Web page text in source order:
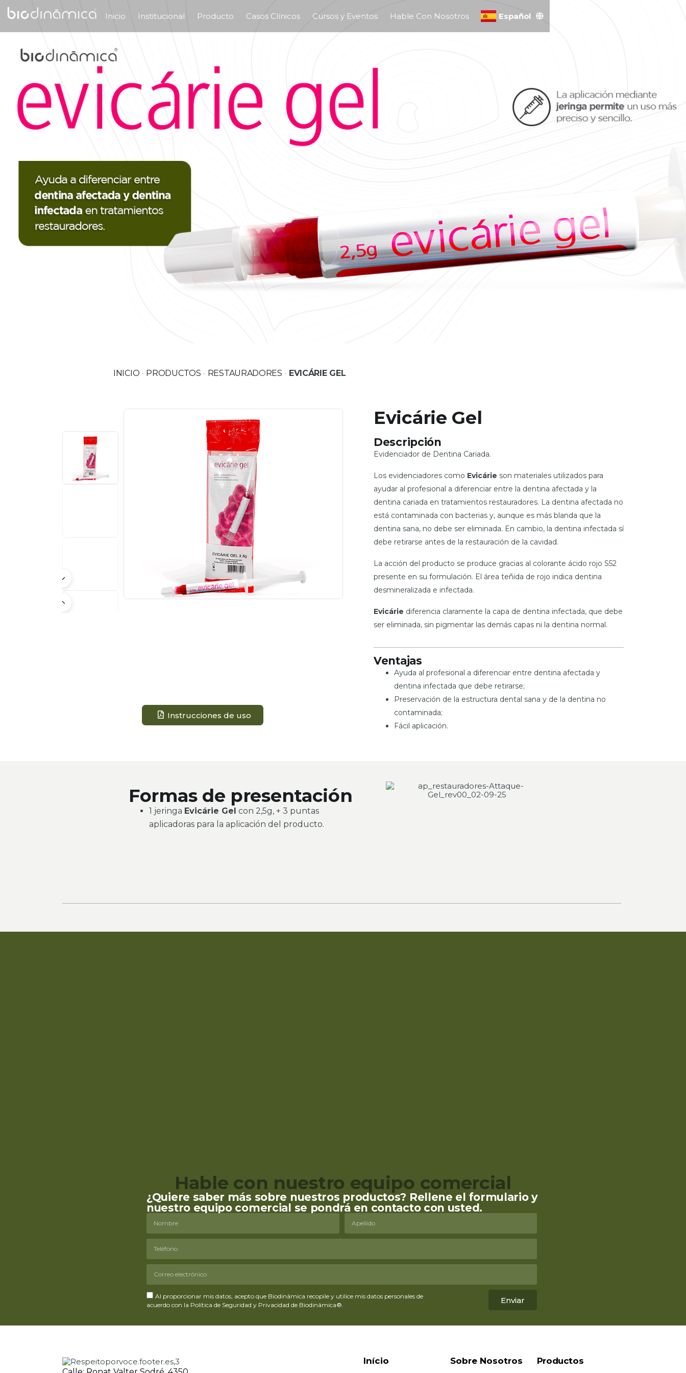
Inicio Institucional Producto Casos Clínicos Cursos y Eventos Hable Con Nosotros Español
English
INICIO - PRODUCTOS - RESTAURADORES - EVICÁRIE GEL
Instrucciones de uso
Evicárie Gel
Descripción
Evidenciador de Dentina Cariada.
Los evidenciadores como Evicárie son materiales utilizados para
ayudar al profesional a diferenciar entre la dentina afectada y la
dentina cariada en tratamientos restauradores. La dentina afectada no
está contaminada con bacterias y, aunque es más blanda que la
dentina sana, no debe ser eliminada. En cambio, la dentina infectada sí
debe retirarse antes de la restauración de la cavidad.
La acción del producto se produce gracias al colorante ácido rojo S52
presente en su formulación. El área teñida de rojo indica dentina
desmineralizada e infectada.
Evicárie diferencia claramente la capa de dentina infectada, que debe
ser eliminada, sin pigmentar las demás capas ni la dentina normal.
Ventajas
Ayuda al profesional a diferenciar entre dentina afectada y
dentina infectada que debe retirarse;
Preservación de la estructura dental sana y de la dentina no
contaminada;
Fácil aplicación.
Formas de presentación
1 jeringa Evicárie Gel con 2,5g, + 3 puntas
aplicadoras para la aplicación del producto.
Hable con nuestro equipo comercial
¿Quiere saber más sobre nuestros productos? Rellene el formulario y
nuestro equipo comercial se pondrá en contacto con usted.
Al proporcionar mis datos, acepto que Biodinâmica recopile y utilice mis datos personales de
acuerdo con la Política de Seguridad y Privacidad de Biodinâmica®.
Enviar
Início
Sobre Nosotros
Productos